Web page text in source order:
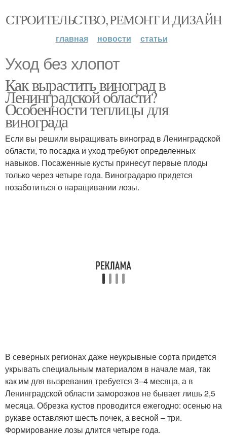
СТРОИТЕЛЬСТВО, РЕМОНТ И ДИЗАЙН
главная новости статьи
Уход без хлопот
Как вырастить виноград в
Ленинградской области?
Особенности теплицы для
винограда
Если вы решили выращивать виноград в Ленинградской
области, то посадка и уход требуют определенных
навыков. Посаженные кусты принесут первые плоды
только через четыре года. Виноградарю придется
позаботиться о наращивании лозы.
В северных регионах даже неукрывные сорта придется
укрывать специальным материалом в начале мая, так
как им для вызревания требуется 3–4 месяца, а в
Ленинградской области заморозков не бывает лишь 2,5
месяца. Обрезка кустов проводится ежегодно: осенью на
рукаве оставляют шесть почек, а весной – три.
Формирование лозы длится четыре года.